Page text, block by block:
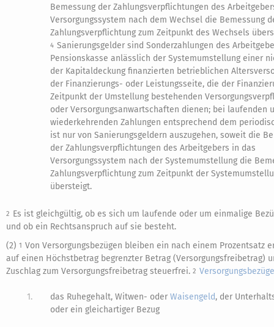
Bemessung der Zahlungsverpflichtungen des
Versorgungssystem nach dem Wechsel die Bemessung
Zahlungsverpflichtung zum Zeitpunkt des Wechsels
4 Sanierungsgelder sind Sonderzahlungen des
Pensionskasse anlässlich der Systemumstellung einer
der Kapitaldeckung finanzierten betrieblichen
der Finanzierungs- oder Leistungsseite, die der
Zeitpunkt der Umstellung bestehenden
oder Versorgungsanwartschaften dienen; bei laufenden
wiederkehrenden Zahlungen entsprechend dem
ist nur von Sanierungsgeldern auszugehen, soweit die
der Zahlungsverpflichtungen des Arbeitgebers in das
Versorgungssystem nach der Systemumstellung die
Zahlungsverpflichtung zum Zeitpunkt der
übersteigt.
2 Es ist gleichgültig, ob es sich um laufende oder um einmalige
und ob ein Rechtsanspruch auf sie besteht.
(2) 1 Von Versorgungsbezügen bleiben ein nach einem Prozentsatz
auf einen Höchstbetrag begrenzter Betrag (Versorgungsfreibetrag)
Zuschlag zum Versorgungsfreibetrag steuerfrei. 2 Versorgungsbezüge
1. das Ruhegehalt, Witwen- oderWaisengeld, der
oder ein gleichartiger Bezug